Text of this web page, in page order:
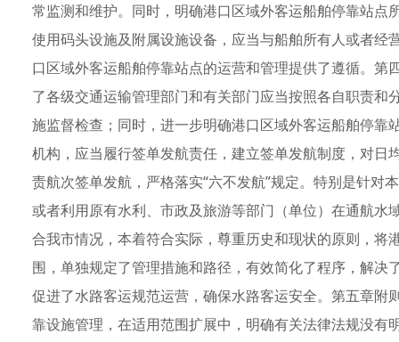
常监测和维护。同时，明确港口区域外客运船舶停靠站
使用码头设施及附属设施设备，应当与船舶所有人或者
口区域外客运船舶停靠站点的运营和管理提供了遵循。
了各级交通运输管理部门和有关部门应当按照各自职责
施监督检查；同时，进一步明确港口区域外客运船舶停
机构，应当履行签单发航责任，建立签单发航制度，对
责航次签单发航，严格落实“六不发航”规定。特别是针对
或者利用原有水利、市政及旅游等部门（单位）在通航
合我市情况，本着符合实际，尊重历史和现状的原则，
围，单独规定了管理措施和路径，有效简化了程序，解
促进了水路客运规范运营，确保水路客运安全。第五章
靠设施管理，在适用范围扩展中，明确有关法律法规没